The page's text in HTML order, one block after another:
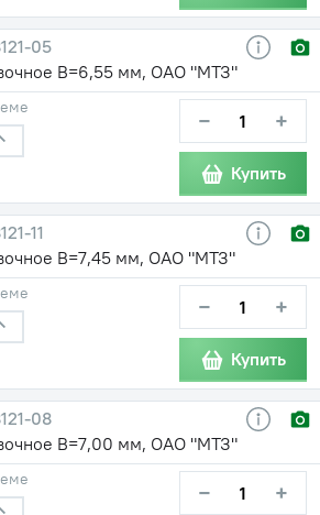
05
В=6,55 мм, ОАО "МТЗ"
− +
Купить
11
В=7,45 мм, ОАО "МТЗ"
− +
Купить
08
В=7,00 мм, ОАО "МТЗ"
− +